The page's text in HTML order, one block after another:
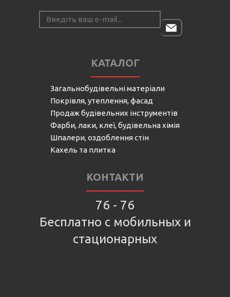
КАТАЛОГ
Загальнобудівельні матеріали
Покрівля, утеплення, фасад
Продаж будівельних інструментів
Фарби, лаки, клеї, будівельна хімія
Шпалери, оздоблення стін
Кахель та плитка
КОНТАКТИ
76 - 76
Бесплатно с мобильных и
стационарных